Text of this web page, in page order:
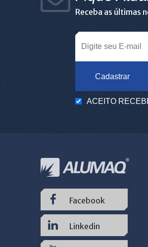
Receba as últimas
Cadastrar
ACEITO
Facebook
Linkedin